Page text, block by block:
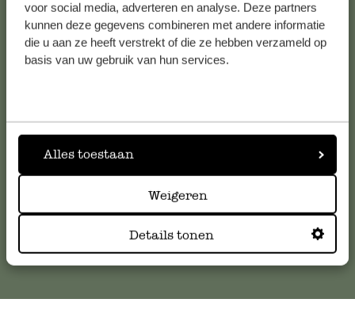
voor social media, adverteren en analyse. Deze partners
kunnen deze gegevens combineren met andere informatie
die u aan ze heeft verstrekt of die ze hebben verzameld op
basis van uw gebruik van hun services.
Alles toestaan
Weigeren
Details tonen
Kundenservice/Hilfe
die Antworten aufhäufig gestellte Fragen.
Online-Kundenservice